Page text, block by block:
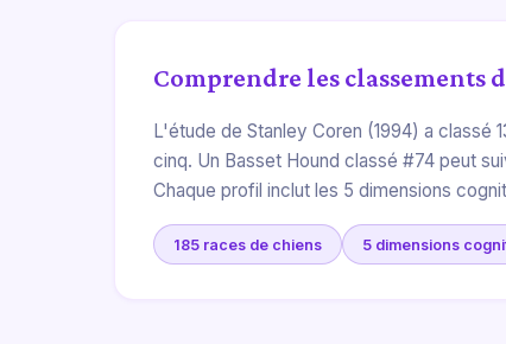
Comprendre les
L'étude de Stanley Coren (1994) a classé
cinq. Un Basset Hound classé #74 peut
Chaque profil inclut les 5 dimensions
185 races de chiens 5 dimensions